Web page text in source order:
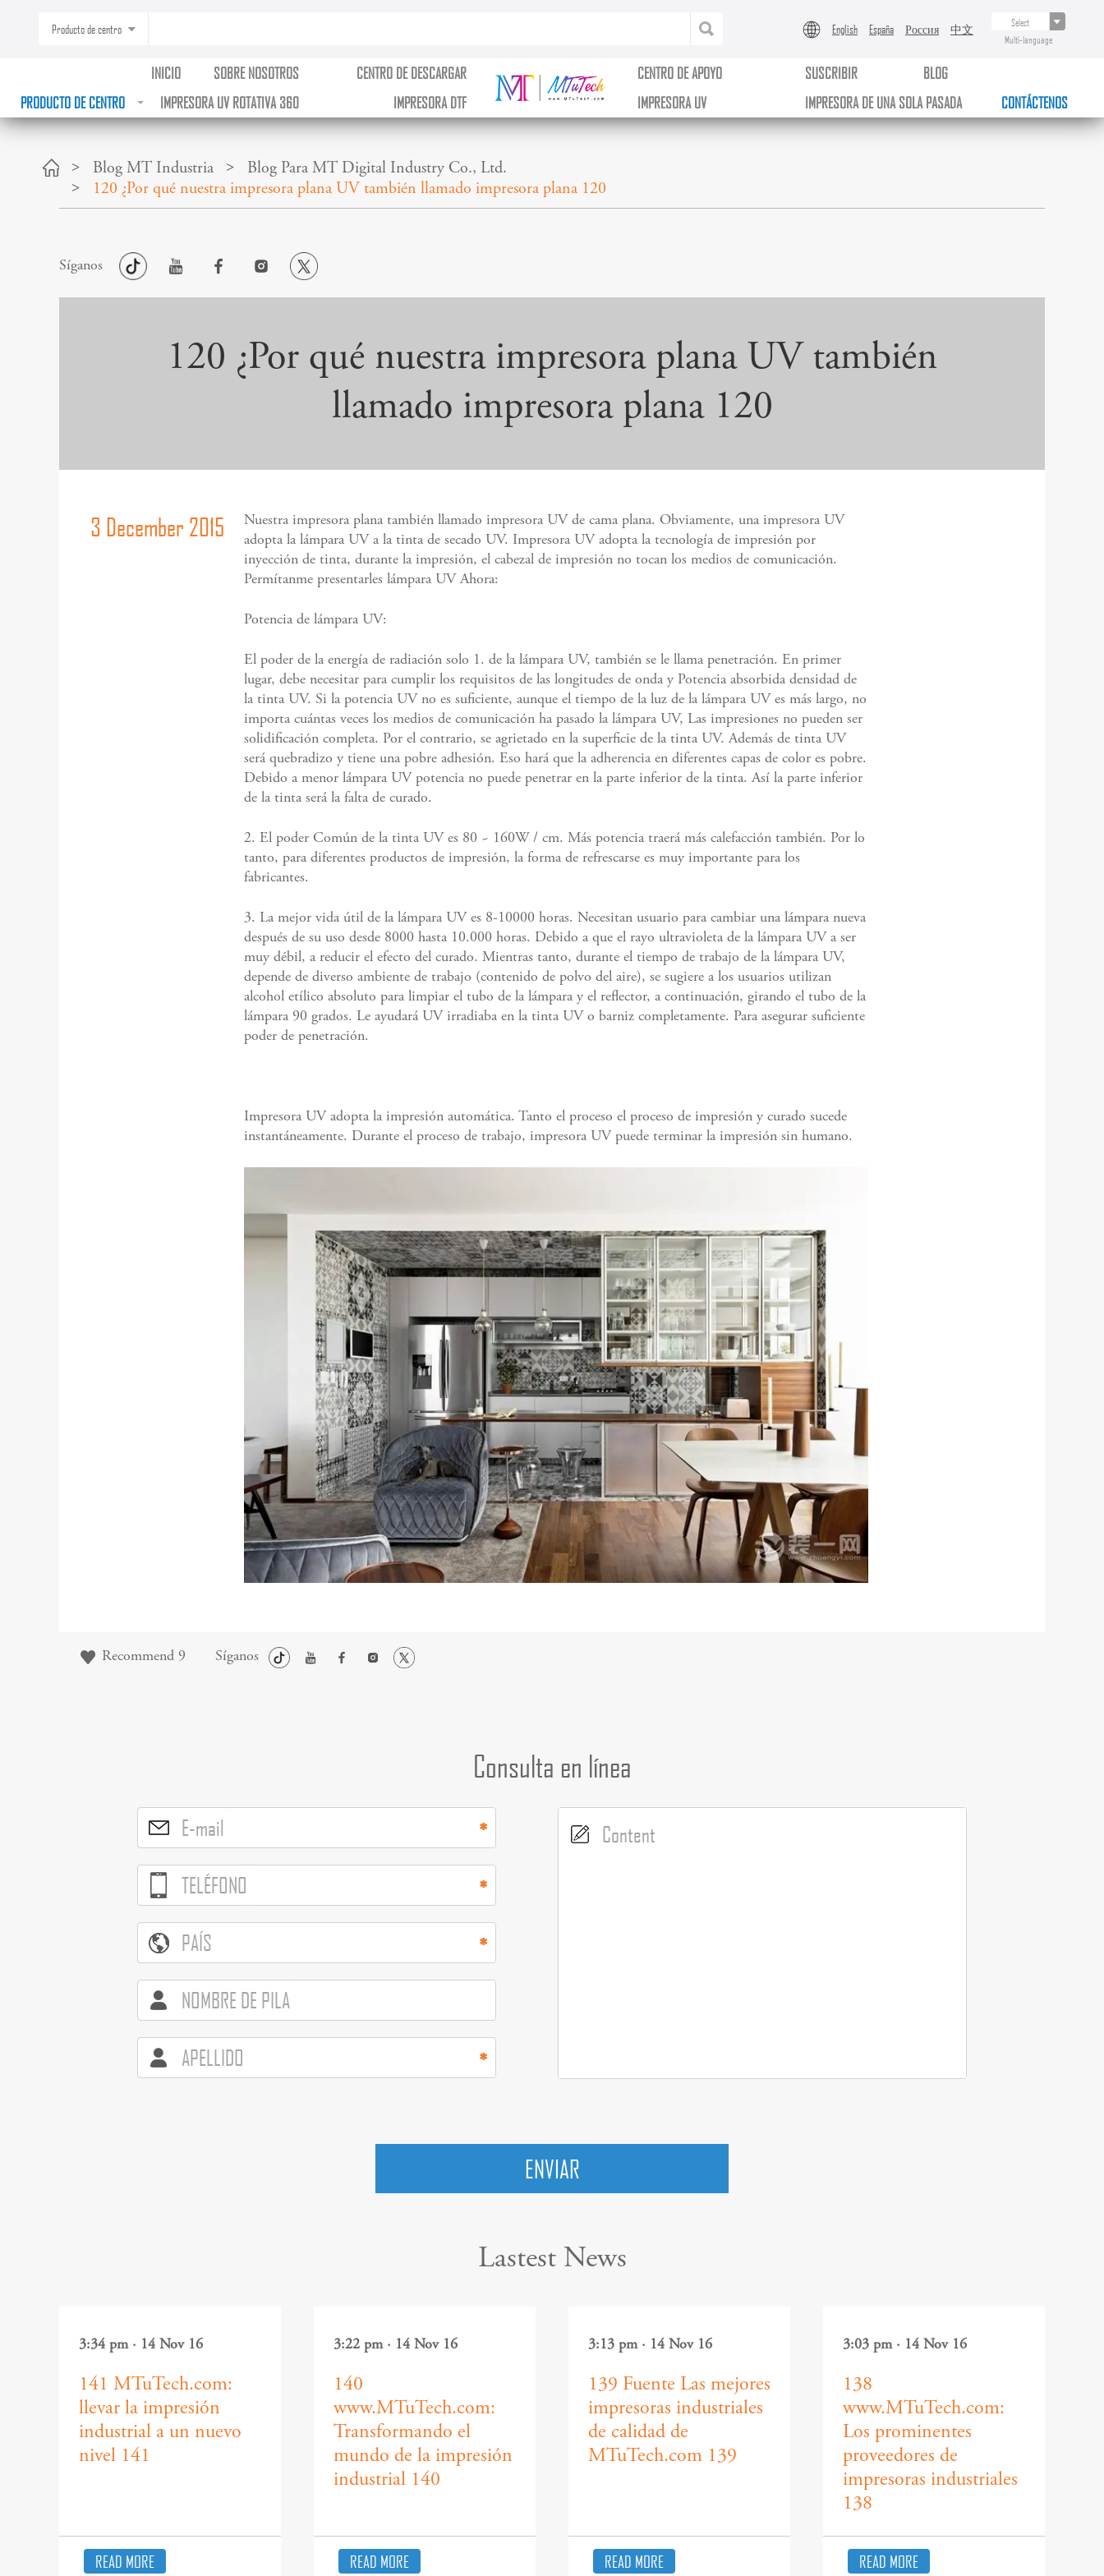
Producto de centro English España Россия 中文
Multi-language
PRODUCTO DE CENTRO CONTÁCTENOS
INICIO SOBRE NOSOTROS CENTRO DE DESCARGAR CENTRO DE APOYO SUSCRIBIR
BLOG
IMPRESORA UV ROTATIVA 360
IMPRESORA DTF IMPRESORA UV IMPRESORA DE UNA SOLA PASADA
Blog MT Industria
Blog Para MT Digital Industry Co., Ltd.
120 ¿Por qué nuestra impresora plana UV también llamado impresora plana 120
Síganos
120 ¿Por qué nuestra impresora plana UV también
llamado impresora plana 120
3 December 2015
Nuestra impresora plana también llamado impresora UV de cama plana. Obviamente, una impresora UV
adopta la lámpara UV a la tinta de secado UV. Impresora UV adopta la tecnología de impresión por
inyección de tinta, durante la impresión, el cabezal de impresión no tocan los medios de comunicación.
Permítanme presentarles lámpara UV Ahora:
Potencia de lámpara UV:
El poder de la energía de radiación solo 1. de la lámpara UV, también se le llama penetración. En primer
lugar, debe necesitar para cumplir los requisitos de las longitudes de onda y Potencia absorbida densidad de
la tinta UV. Si la potencia UV no es suficiente, aunque el tiempo de la luz de la lámpara UV es más largo, no
importa cuántas veces los medios de comunicación ha pasado la lámpara UV, Las impresiones no pueden ser
solidificación completa. Por el contrario, se agrietado en la superficie de la tinta UV. Además de tinta UV
será quebradizo y tiene una pobre adhesión. Eso hará que la adherencia en diferentes capas de color es pobre.
Debido a menor lámpara UV potencia no puede penetrar en la parte inferior de la tinta. Así la parte inferior
de la tinta será la falta de curado.
2. El poder Común de la tinta UV es 80 ~ 160W / cm. Más potencia traerá más calefacción también. Por lo
tanto, para diferentes productos de impresión, la forma de refrescarse es muy importante para los
fabricantes.
3. La mejor vida útil de la lámpara UV es 8-10000 horas. Necesitan usuario para cambiar una lámpara nueva
después de su uso desde 8000 hasta 10.000 horas. Debido a que el rayo ultravioleta de la lámpara UV a ser
muy débil, a reducir el efecto del curado. Mientras tanto, durante el tiempo de trabajo de la lámpara UV,
depende de diverso ambiente de trabajo (contenido de polvo del aire), se sugiere a los usuarios utilizan
alcohol etílico absoluto para limpiar el tubo de la lámpara y el reflector, a continuación, girando el tubo de la
lámpara 90 grados. Le ayudará UV irradiaba en la tinta UV o barniz completamente. Para asegurar suficiente
poder de penetración.
Impresora UV adopta la impresión automática. Tanto el proceso el proceso de impresión y curado sucede
instantáneamente. Durante el proceso de trabajo, impresora UV puede terminar la impresión sin humano.
Recommend 9 Síganos
Consulta en línea
E-mail
TELÉFONO
PAÍS
NOMBRE DE PILA
APELLIDO
Content
ENVIAR
Lastest News
3:34 pm · 14 Nov 16
141 MTuTech.com:
llevar la impresión
industrial a un nuevo
nivel 141
READ MORE
3:22 pm · 14 Nov 16
140
www.MTuTech.com:
Transformando el
mundo de la impresión
industrial 140
READ MORE
3:13 pm · 14 Nov 16
139 Fuente Las mejores
impresoras industriales
de calidad de
MTuTech.com 139
READ MORE
3:03 pm · 14 Nov 16
138
www.MTuTech.com:
Los prominentes
proveedores de
impresoras industriales
138
READ MORE